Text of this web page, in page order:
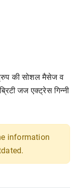
की सोशल मैसेज व
जज एक्ट्रेस गिन्नी
information